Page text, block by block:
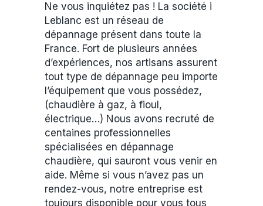
Ne vous inquiétez pas ! La société i
Leblanc est un réseau de
dépannage présent dans toute la
France. Fort de plusieurs années
d’expériences, nos artisans assurent
tout type de dépannage peu importe
l’équipement que vous possédez,
(chaudière à gaz, à fioul,
électrique…) Nous avons recruté de
centaines professionnelles
spécialisées en dépannage
chaudière, qui sauront vous venir en
aide. Même si vous n’avez pas un
rendez-vous, notre entreprise est
toujours disponible pour vous tous